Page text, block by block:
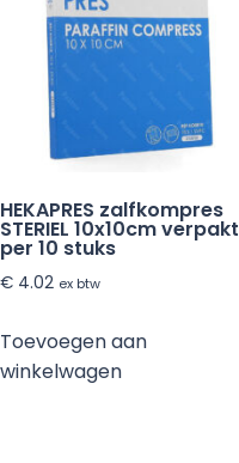
HEKAPRES zalfkompres
STERIEL 10x10cm verpakt
per 10 stuks
€ 4.02 ex btw
Toevoegen aan
winkelwagen